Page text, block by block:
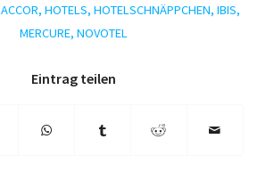
ACCOR,HOTELS,HOTELSCHNÄPPCHEN,IBIS,
MERCURE,NOVOTEL
Eintrag teilen